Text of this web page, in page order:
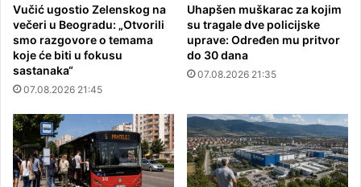
Vučić ugostio Zelenskog na
večeri u Beogradu: „Otvorili
smo razgovore o temama
koje će biti u fokusu
sastanaka“
07.08.2026 21:45
Uhapšen muškarac za kojim
su tragale dve policijske
uprave: Određen mu pritvor
do 30 dana
07.08.2026 21:35